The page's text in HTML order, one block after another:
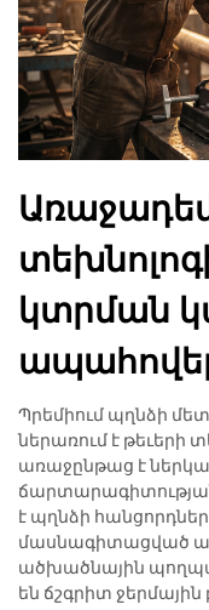
կտրման
Պրեմիում պղնձի
ներառում է թեւերի
առաջընթաց է
է պղնձի
մասնագիտացված
ածխածնային
են ճշգրիտ